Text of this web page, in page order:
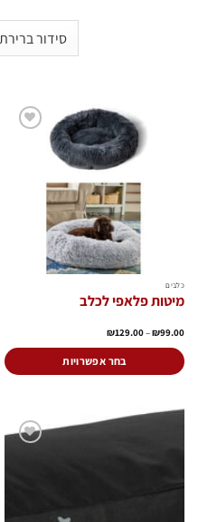
כלבים
מיטות פלאפי לכלב
₪99.00
–
₪129.00 טווח
⁦₪99.00⁩
עד
בחר אפשרויות
יש